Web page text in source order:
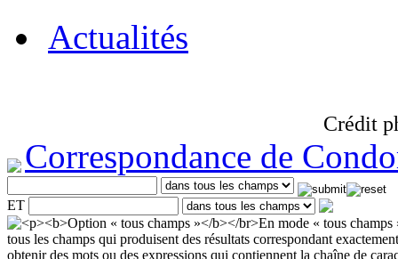
Actualités
Crédit
Correspondance de
ET